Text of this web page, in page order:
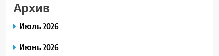
Архив
Июль 2026
Июнь 2026